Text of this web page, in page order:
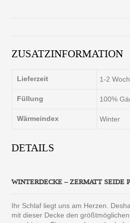
ZUSATZINFORMATION
Lieferzeit 1-2
Füllung 100%
Wärmeindex Winter
DETAILS
WINTERDECKE – ZERMATT SEIDE
Ihr Schlaf liegt uns am Herzen.
mit dieser Decke den